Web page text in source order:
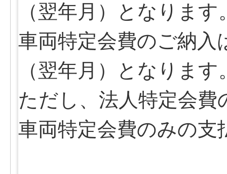
（翌年月）となります
車両特定会費のご納入
（翌年月）となります
ただし、法人特定会
車両特定会費のみの支